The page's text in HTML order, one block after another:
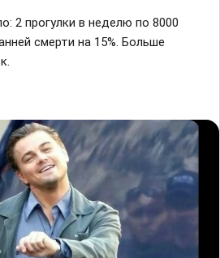
2 прогулки в неделю по 8000
смерти на 15%. Больше